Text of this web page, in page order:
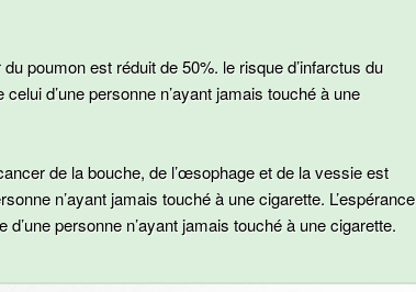
poumon est réduit de 50%. le risque d’infarctus du
d’une personne n’ayant jamais touché à une
de la bouche, de l’œsophage et de la vessie est
n’ayant jamais touché à une cigarette. L’espérance
personne n’ayant jamais touché à une cigarette.